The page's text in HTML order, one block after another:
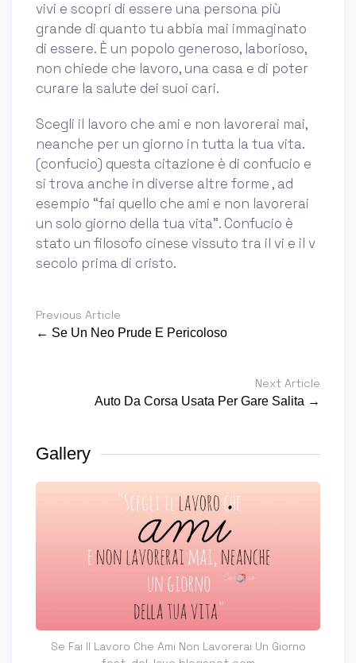
vivi e scopri di essere una persona più
grande di quanto tu abbia mai immaginato
di essere. È un popolo generoso, laborioso,
non chiede che lavoro, una casa e di poter
curare la salute dei suoi cari.
Scegli il lavoro che ami e non lavorerai mai,
neanche per un giorno in tutta la tua vita.
(confucio) questa citazione è di confucio e
si trova anche in diverse altre forme , ad
esempio “fai quello che ami e non lavorerai
un solo giorno della tua vita”. Confucio è
stato un filosofo cinese vissuto tra il vi e il v
secolo prima di cristo.
Previous Article
← Se Un Neo Prude E Pericoloso
Next Article
Auto Da Corsa Usata Per Gare Salita →
Gallery
Se Fai Il Lavoro Che Ami Non Lavorerai Un Giorno